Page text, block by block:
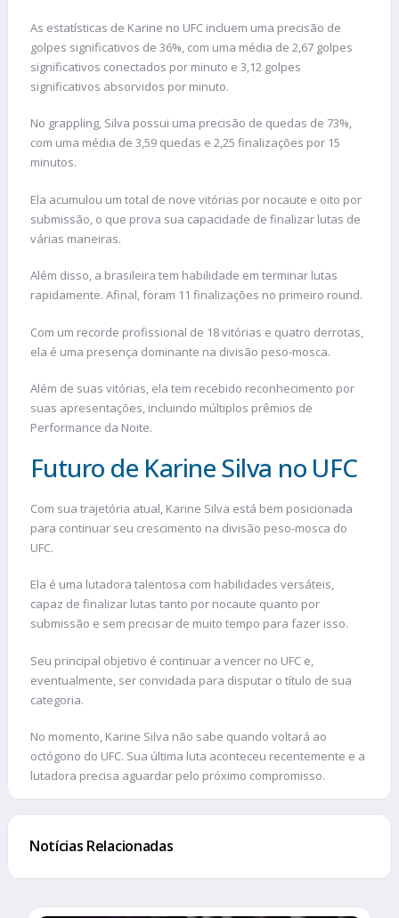
As estatísticas de Karine no UFC incluem uma precisão de
golpes significativos de 36%, com uma média de 2,67 golpes
significativos conectados por minuto e 3,12 golpes
significativos absorvidos por minuto.
No grappling, Silva possui uma precisão de quedas de 73%,
com uma média de 3,59 quedas e 2,25 finalizações por 15
minutos​.
Ela acumulou um total de nove vitórias por nocaute e oito por
submissão, o que prova sua capacidade de finalizar lutas de
várias maneiras.
Além disso, a brasileira tem habilidade em terminar lutas
rapidamente. Afinal, foram 11 finalizações no primeiro round.
Com um recorde profissional de 18 vitórias e quatro derrotas,
ela é uma presença dominante na divisão peso-mosca.
Além de suas vitórias, ela tem recebido reconhecimento por
suas apresentações, incluindo múltiplos prêmios de
Performance da Noite.
Futuro de Karine Silva no UFC
Com sua trajetória atual, Karine Silva está bem posicionada
para continuar seu crescimento na divisão peso-mosca do
UFC.
Ela é uma lutadora talentosa com habilidades versáteis,
capaz de finalizar lutas tanto por nocaute quanto por
submissão e sem precisar de muito tempo para fazer isso.
Seu principal objetivo é continuar a vencer no UFC e,
eventualmente, ser convidada para disputar o título de sua
categoria.
No momento, Karine Silva não sabe quando voltará ao
octógono do UFC. Sua última luta aconteceu recentemente e a
lutadora precisa aguardar pelo próximo compromisso.
Notícias Relacionadas